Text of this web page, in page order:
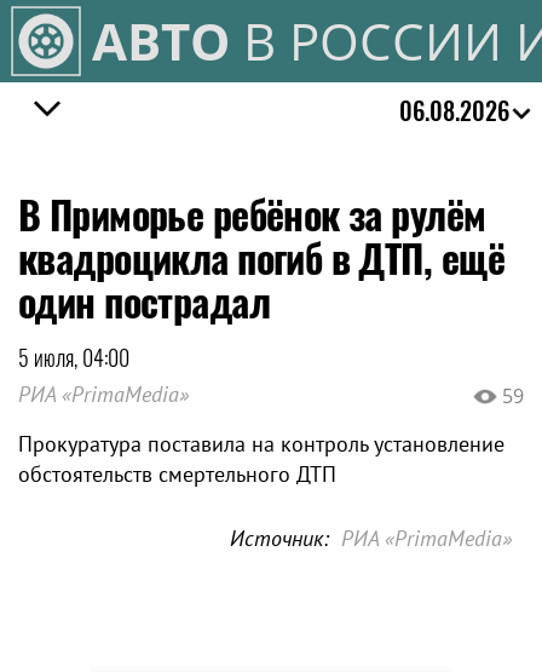
АВТО В РОССИИ
06.08.2026
В Приморье ребёнок за рулём
квадроцикла погиб в ДТП, ещё
один пострадал
5 июля, 04:00
РИА «PrimaMedia» 59
Прокуратура поставила на контроль установление
обстоятельств смертельного ДТП
Источник: РИА «PrimaMedia»